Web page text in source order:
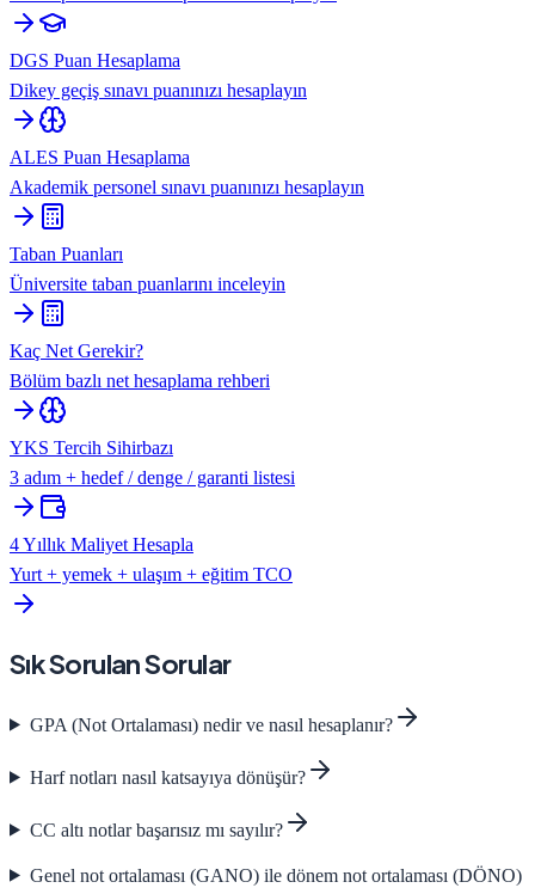
DGS Puan Hesaplama
Dikey geçiş sınavı puanınızı hesaplayın
ALES Puan Hesaplama
Akademik personel sınavı puanınızı hesaplayın
Taban Puanları
Üniversite taban puanlarını inceleyin
Kaç Net Gerekir?
Bölüm bazlı net hesaplama rehberi
YKS Tercih Sihirbazı
3 adım + hedef / denge / garanti listesi
4 Yıllık Maliyet Hesapla
Yurt + yemek + ulaşım + eğitim TCO
Sık Sorulan Sorular
GPA (Not Ortalaması) nedir ve nasıl hesaplanır?
Harf notları nasıl katsayıya dönüşür?
CC altı notlar başarısız mı sayılır?
Genel not ortalaması (GANO) ile dönem not ortalaması (DÖNO)